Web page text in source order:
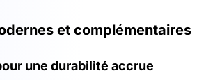
et complémentaires
une durabilité accrue